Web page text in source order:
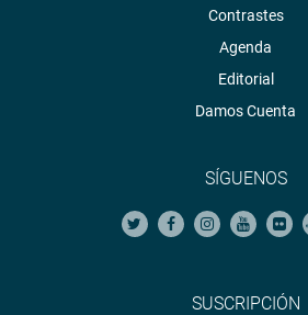
Contrastes
Agenda
Editorial
Damos Cuenta
SÍGUENOS
SUSCRIPCIÓN